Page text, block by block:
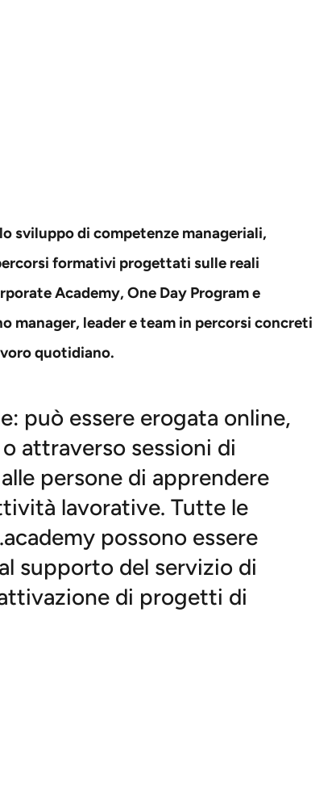
sviluppo di competenze manageriali,
formativi progettati sulle reali
Academy, One Day Program e
manager, leader e team in percorsi concreti
quotidiano.
può essere erogata online,
attraverso sessioni di
persone di apprendere
lavorative. Tutte le
possono essere
supporto del servizio di
di progetti di